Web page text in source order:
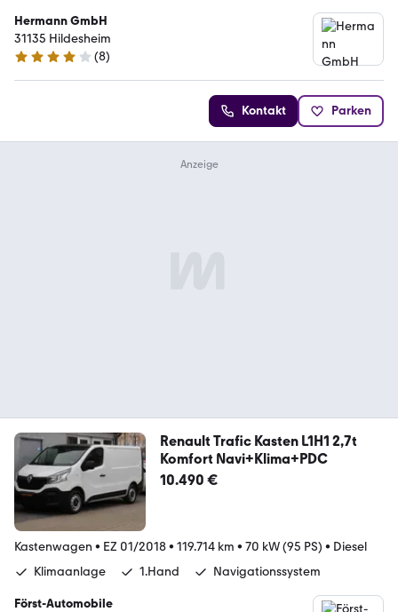
Hermann GmbH
31135 Hildesheim
4 Sterne
(8)
Kontakt Parken
Renault Trafic Kasten L1H1 2,7t
Komfort Navi+Klima+PDC
10.490 €
Kastenwagen • EZ 01/2018• 119.714 km • 70 kW (95 PS) • Diesel
Klimaanlage
1.Hand Navigationssystem
Först-Automobile